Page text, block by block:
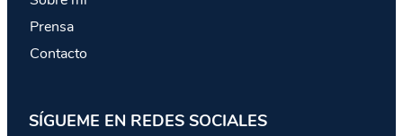
Prensa
Contacto
SÍGUEME EN REDES SOCIALES